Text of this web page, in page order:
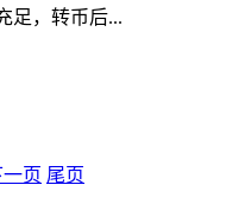
足，转币后...
页 尾页